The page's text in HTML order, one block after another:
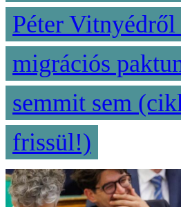
Péter Vitnyédről
migrációs
semmit sem
frissül!)